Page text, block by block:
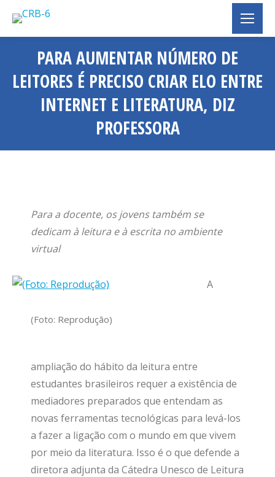
PARA AUMENTAR NÚMERO DE
LEITORES É PRECISO CRIAR ELO ENTRE
INTERNET E LITERATURA, DIZ
PROFESSORA
Você está aqui:
Para a docente, os jovens também se
dedicam à leitura e à escrita no ambiente
virtual
(Foto: Reprodução)
A
ampliação do hábito da leitura entre
estudantes brasileiros requer a existência de
mediadores preparados que entendam as
novas ferramentas tecnológicas para levá-los
a fazer a ligação com o mundo em que vivem
por meio da literatura. Isso é o que defende a
diretora adjunta da Cátedra Unesco de Leitura